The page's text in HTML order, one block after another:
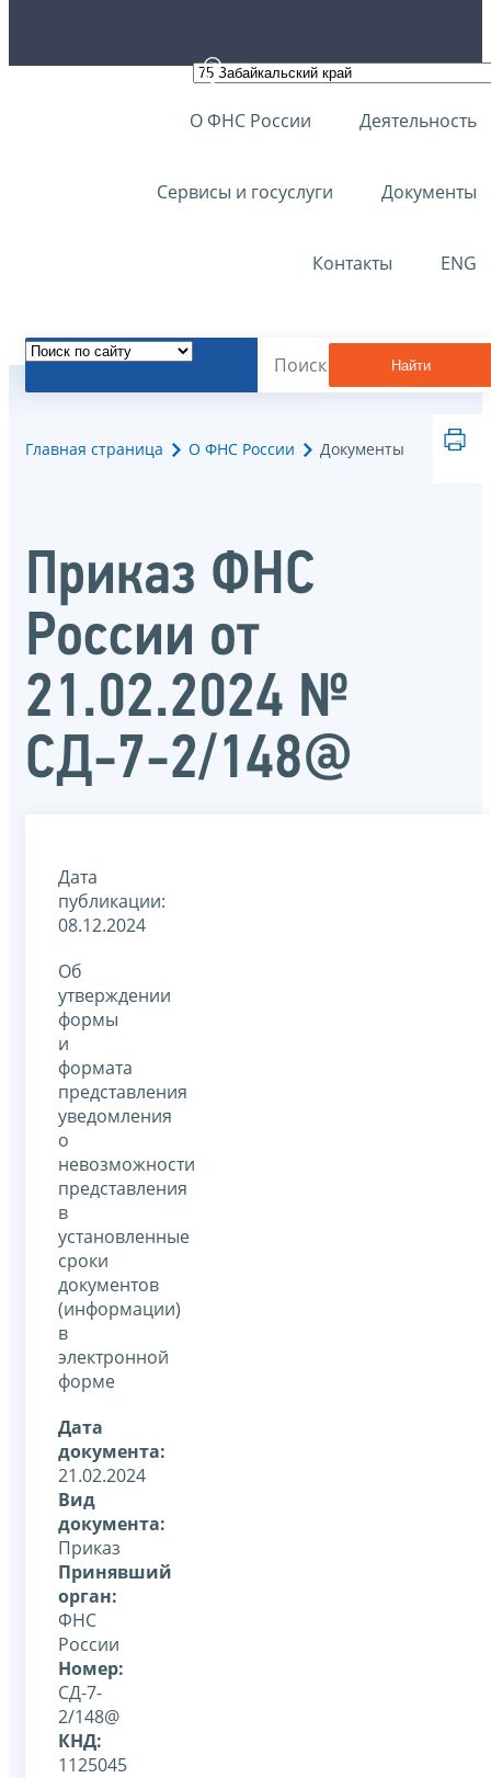
О ФНС России Деятельность
Сервисы и госуслуги Документы
Контакты ENG
Найти
Главная страница О ФНС России Документы
Приказ ФНС
России от
21.02.2024 №
СД-7-2/148@
Дата
публикации:
08.12.2024
Об
утверждении
формы
и
формата
представления
уведомления
о
невозможности
представления
в
установленные
сроки
документов
(информации)
в
электронной
форме
Дата
документа:
21.02.2024
Вид
документа:
Приказ
Принявший
орган:
ФНС
России
Номер:
СД-7-
2/148@
КНД:
1125045